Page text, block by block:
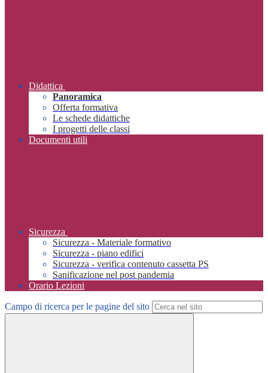
Didattica
Panoramica
Offerta formativa
Le schede didattiche
I progetti delle classi
Documenti utili
Sicurezza
Sicurezza - Materiale formativo
Sicurezza - piano edifici
Sicurezza - verifica contenuto cassetta PS
Sanificazione nel post pandemia
Orario Lezioni
Campo di ricerca per le pagine del sito